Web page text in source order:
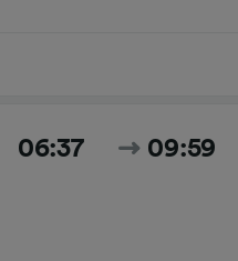
06:37 09:59